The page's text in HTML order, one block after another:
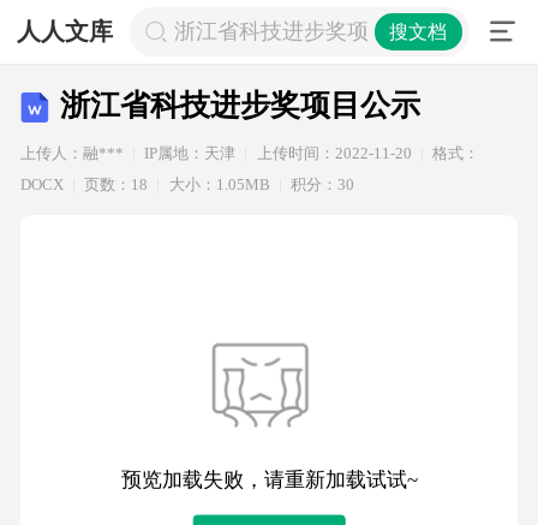
人人文库 浙江省科技进步奖项目公示
搜文档
浙江省科技进步奖项目公示
上传人：融*** IP属地：天津 上传时间：2022-11-20
格式：
DOCX
页数：18 大小：1.05MB 积分：30
预览加载失败，请重新加载试试~